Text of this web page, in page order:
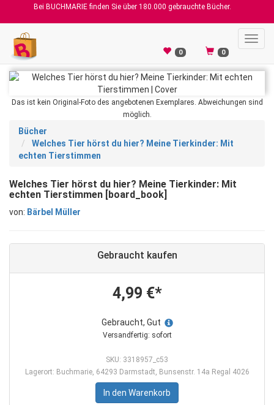
Bei BUCHMARIE finden Sie über 180.000 gebrauchte Bücher.
0 0
Das ist kein Original-Foto des angebotenen Exemplares. Abweichungen sind
möglich.
Bücher
Welches Tier hörst du hier? Meine Tierkinder: Mit
echten Tierstimmen
Welches Tier hörst du hier? Meine Tierkinder: Mit
echten Tierstimmen [board_book]
von: Bärbel Müller
Gebraucht kaufen
4,99 €*
Gebraucht, Gut
Versandfertig: sofort
SKU: 3318957_c53
Lagerort: Buchmarie, 64293 Darmstadt, Bunsenstr. 14a Regal 4026
In den Warenkorb